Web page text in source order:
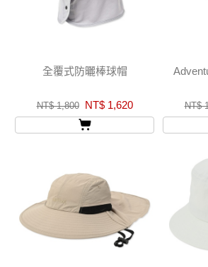
全覆式防曬棒球帽
NT$ 1,800 NT$ 1,620 NT$